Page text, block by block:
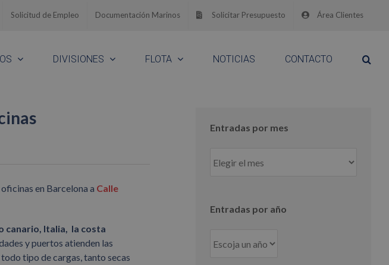
Solicitud de Empleo Documentación Marinos Solicitar Presupuesto Área Clientes
DIVISIONES FLOTA NOTICIAS CONTACTO
en Barcelona a Calle
canario, Italia, la costa
y puertos atienden las
tipo de cargas, tanto secas
Entradas por mes
por
Entradas por año